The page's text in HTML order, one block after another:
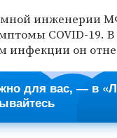
инженерии
COVID-19.
инфекции он
для вас, — в